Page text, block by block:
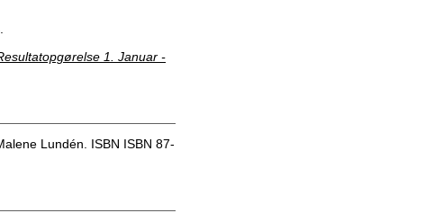
1. Januar -
Lundén. ISBN ISBN 87-